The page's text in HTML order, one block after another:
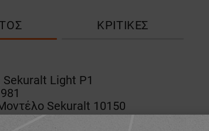
ΚΡΙΤΙΚΈΣ
Light P1
Sekuralt 10150